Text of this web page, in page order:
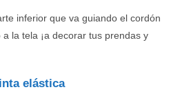
inferior que va guiando el cordón
la tela ¡a decorar tus prendas y
elástica